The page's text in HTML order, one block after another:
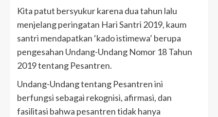
Kita patut bersyukur karena dua tahun lalu
menjelang peringatan Hari Santri 2019, kaum
santri mendapatkan ‘kado istimewa’ berupa
pengesahan Undang-Undang Nomor 18 Tahun
2019 tentang Pesantren.
Undang-Undang tentang Pesantren ini
berfungsi sebagai rekognisi, afirmasi, dan
fasilitasi bahwa pesantren tidak hanya